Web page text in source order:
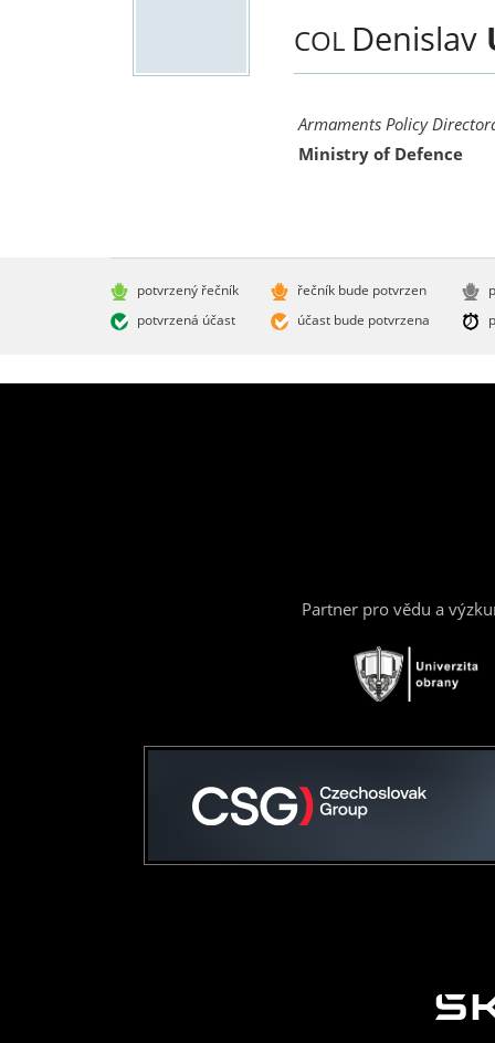
COL Denislav
Armaments Policy
Ministry of Defence
potvrzený řečník
potvrzená účast
řečník bude potvrzen
účast bude potvrzena
Partner pro vědu a